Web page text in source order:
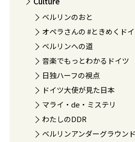
ベルリンのおと
オペラさんの #ときめくド
ベルリンへの道
音楽でもっとわかるドイツ
日独ハーフの視点
ドイツ大使が見た日本
マライ・de・ミステリ
わたしのDDR
ベルリンアンダーグラウンド